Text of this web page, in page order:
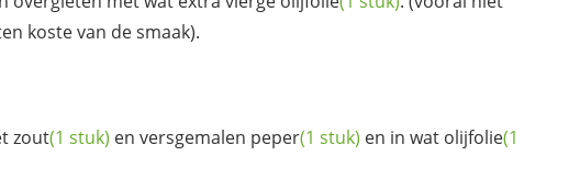
koste van de smaak).
zout(1 stuk) en versgemalen peper(1 stuk) en in wat olijfolie(1